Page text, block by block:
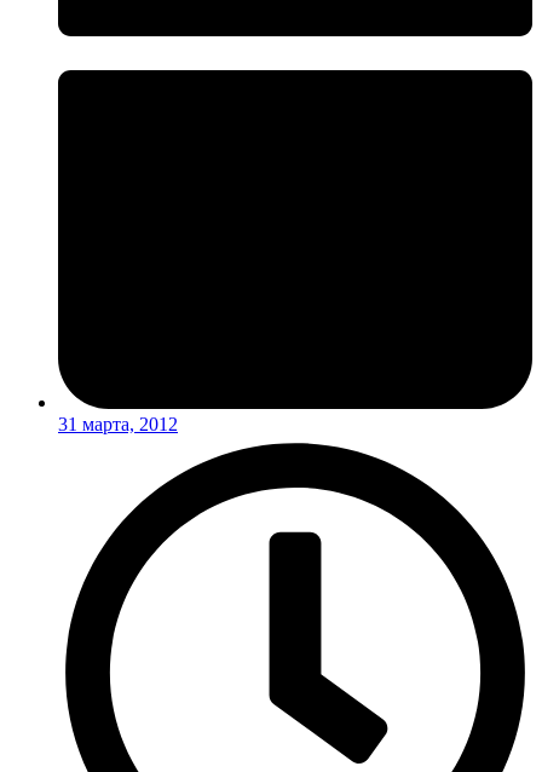
31 марта, 2012